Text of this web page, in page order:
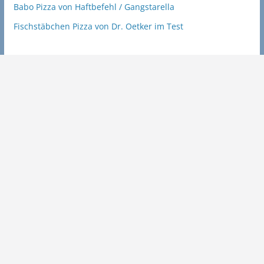
Babo Pizza von Haftbefehl / Gangstarella
Fischstäbchen Pizza von Dr. Oetker im Test